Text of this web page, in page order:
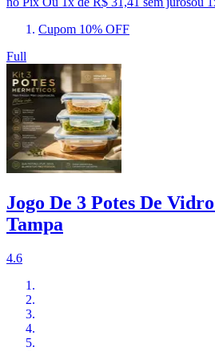
Cupom 10% OFF
Full
Jogo De 3 Potes De
Tampa
4.6